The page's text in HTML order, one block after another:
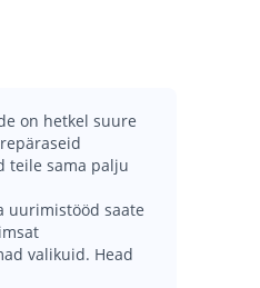
on hetkel suure
teile sama palju
uurimistööd saate
valikuid. Head